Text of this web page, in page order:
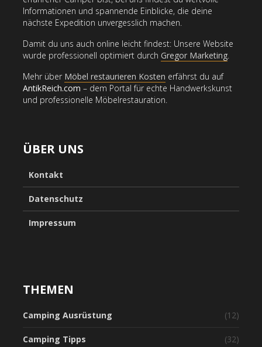
Informationen und spannende Einblicke, die deine
nächste Expedition unvergesslich machen.
Damit du uns auch online leicht findest: Unsere Website
wurde professionell optimiert durch Gregor Marketing.
Mehr über Möbel restaurieren Kosten erfährst du auf
AntikReich.com – dem Portal für echte Handwerkskunst
und professionelle Möbelrestauration.
ÜBER UNS
Kontakt
Datenschutz
Impressum
THEMEN
Camping Ausrüstung (12)
Camping Tipps (32)